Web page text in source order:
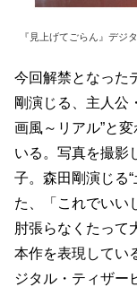
『見上げてごらん』デジ
今回解禁となった
剛演じる、主人公
画風～リアル”と
いる。写真を撮影
子。森田剛演じる
た、「これでいい
肘張らなくたって
本作を表現してい
ジタル・ティザー